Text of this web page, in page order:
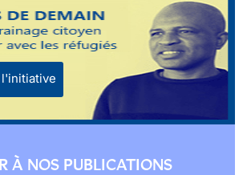
À NOS PUBLICATIONS